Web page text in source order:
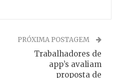
PRÓXIMA POSTAGEM
Trabalhadores de
app’s avaliam
proposta de